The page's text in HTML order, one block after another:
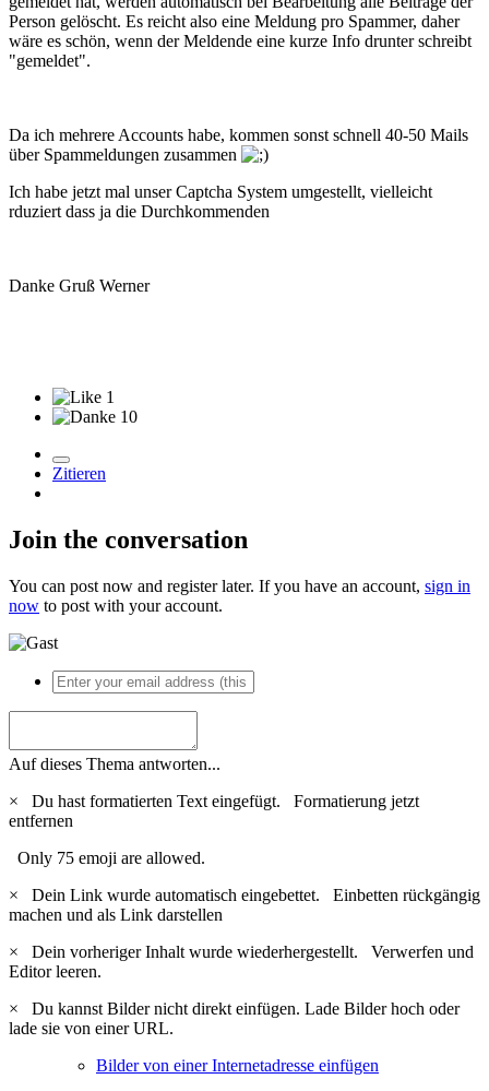
Person gelöscht. Es reicht also eine Meldung pro Spammer, daher
wäre es schön, wenn der Meldende eine kurze Info drunter schreibt
"gemeldet".
Da ich mehrere Accounts habe, kommen sonst schnell 40-50 Mails
über Spammeldungen zusammen
Ich habe jetzt mal unser Captcha System umgestellt, vielleicht
rduziert dass ja die Durchkommenden
Danke Gruß Werner
1
10
Zitieren
Join the conversation
You can post now and register later. If you have an account, sign in
now to post with your account.
Auf dieses Thema antworten...
×
Du hast formatierten Text eingefügt. Formatierung jetzt
entfernen
Only 75 emoji are allowed.
×
Dein Link wurde automatisch eingebettet. Einbetten rückgängig
machen und als Link darstellen
×
Dein vorheriger Inhalt wurde wiederhergestellt. Verwerfen und
Editor leeren.
×
Du kannst Bilder nicht direkt einfügen. Lade Bilder hoch oder
lade sie von einer URL.
Bilder von einer Internetadresse einfügen